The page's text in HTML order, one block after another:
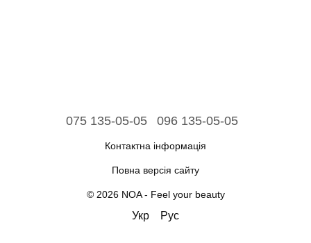
075 135-05-05 096 135-05-05
Контактна інформація
Повна версія сайту
© 2026 NOA - Feel your beauty
Укр Рус